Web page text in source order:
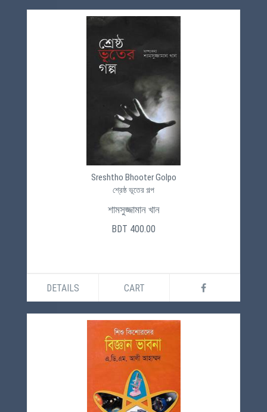
Sreshtho Bhooter Golpo
শ্রেষ্ঠ ভূতের গল্প
শামসুজ্জামান খান
BDT 400.00
DETAILS CART